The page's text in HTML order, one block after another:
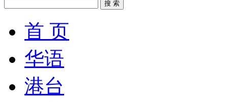
搜 索
首 页
华语
港台